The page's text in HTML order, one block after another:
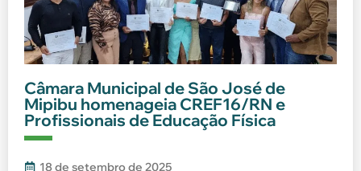
Câmara Municipal de São José de
Mipibu homenageia CREF16/RN e
Profissionais de Educação Física
18 de setembro de 2025